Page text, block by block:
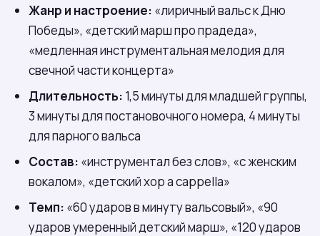
Жанр и настроение: «лиричный вальс к Дню
Победы», «детский марш про прадеда»,
«медленная инструментальная мелодия для
свечной части концерта»
Длительность: 1,5 минуты для младшей группы,
3 минуты для постановочного номера, 4 минуты
для парного вальса
Состав: «инструментал без слов», «с женским
вокалом», «детский хор a cappella»
Темп: «60 ударов в минуту вальсовый», «90
ударов умеренный детский марш», «120 ударов